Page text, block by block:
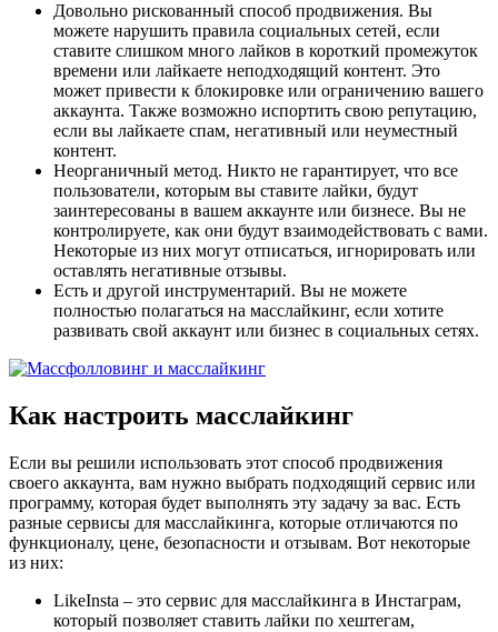
Довольно рискованный способ продвижения. Вы
можете нарушить правила социальных сетей, если
ставите слишком много лайков в короткий промежуток
времени или лайкаете неподходящий контент. Это
может привести к блокировке или ограничению вашего
аккаунта. Также возможно испортить свою репутацию,
если вы лайкаете спам, негативный или неуместный
контент.
Неорганичный метод. Никто не гарантирует, что все
пользователи, которым вы ставите лайки, будут
заинтересованы в вашем аккаунте или бизнесе. Вы не
контролируете, как они будут взаимодействовать с вами.
Некоторые из них могут отписаться, игнорировать или
оставлять негативные отзывы.
Есть и другой инструментарий. Вы не можете
полностью полагаться на масслайкинг, если хотите
развивать свой аккаунт или бизнес в социальных сетях.
Как настроить масслайкинг
Если вы решили использовать этот способ продвижения
своего аккаунта, вам нужно выбрать подходящий сервис или
программу, которая будет выполнять эту задачу за вас. Есть
разные сервисы для масслайкинга, которые отличаются по
функционалу, цене, безопасности и отзывам. Вот некоторые
из них:
LikeInsta – это сервис для масслайкинга в Инстаграм,
который позволяет ставить лайки по хештегам,